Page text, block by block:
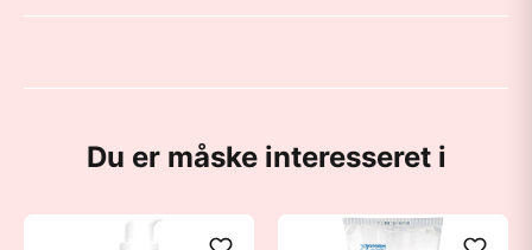
Du er måske interesseret i